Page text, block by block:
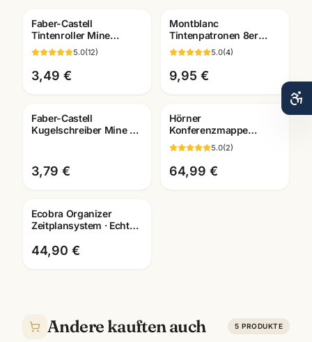
Faber-Castell
Tintenroller Mine
blau/schwarz ·
Rollerball Refill · WSF
Mannheim
5.0(12)
3,49 €
Montblanc
Tintenpatronen 8er
Pack · alle Farben ·
passend für Montblanc
Füller
5.0(4)
9,95 €
Faber-Castell
Kugelschreiber Mine M
Mannheim
3,79 €
Hörner
Konferenzmappe
Echtleder ·
verschiedene
Ausfuehrungen ·
Bueroausstattung
5.0(2)
64,99 €
Ecobra Organizer
Zeitplansystem · Echtes
2026
44,90 €
Andere kauften auch 5 PRODUKTE